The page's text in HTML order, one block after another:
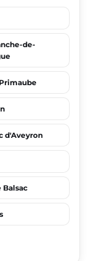
de-
d'Aveyron
Balsac